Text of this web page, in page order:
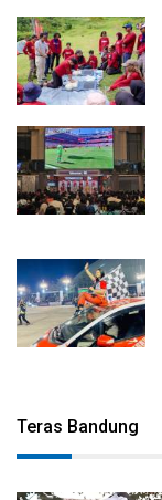
Teras Bandung